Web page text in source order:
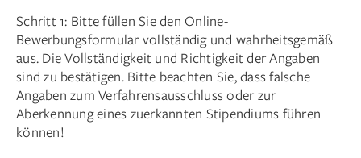
Schritt 1: Bitte füllen Sie den Online-
Bewerbungsformular vollständig und wahrheitsgemäß
aus. Die Vollständigkeit und Richtigkeit der Angaben
sind zu bestätigen. Bitte beachten Sie, dass falsche
Angaben zum Verfahrensausschluss oder zur
Aberkennung eines zuerkannten Stipendiums führen
können!